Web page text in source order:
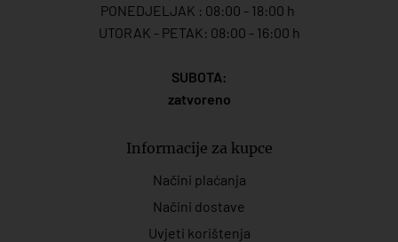
PONEDJELJAK : 08:00 - 18:00 h
UTORAK - PETAK: 08:00 - 16:00 h
SUBOTA:
zatvoreno
Informacije za kupce
Načini plaćanja
Načini dostave
Uvjeti korištenja